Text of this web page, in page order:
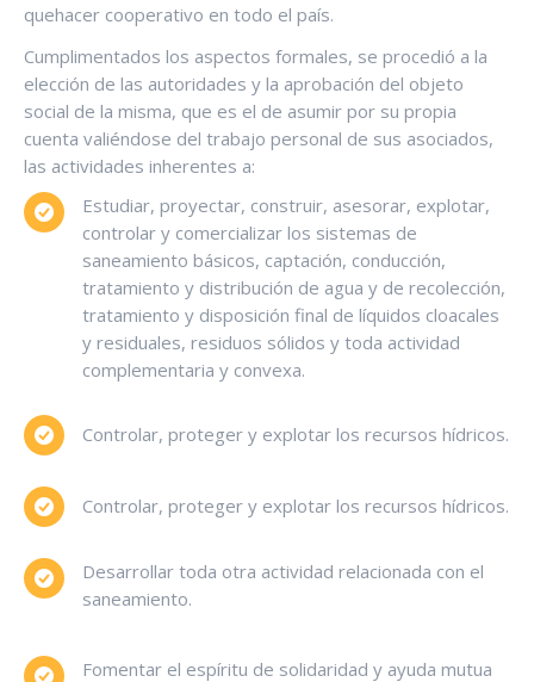
quehacer cooperativo en todo el país.
Cumplimentados los aspectos formales, se procedió a la
elección de las autoridades y la aprobación del objeto
social de la misma, que es el de asumir por su propia
cuenta valiéndose del trabajo personal de sus asociados,
las actividades inherentes a:
Estudiar, proyectar, construir, asesorar, explotar,
controlar y comercializar los sistemas de
saneamiento básicos, captación, conducción,
tratamiento y distribución de agua y de recolección,
tratamiento y disposición final de líquidos cloacales
y residuales, residuos sólidos y toda actividad
complementaria y convexa.
Controlar, proteger y explotar los recursos hídricos.
Controlar, proteger y explotar los recursos hídricos.
Desarrollar toda otra actividad relacionada con el
saneamiento.
Fomentar el espíritu de solidaridad y ayuda mutua